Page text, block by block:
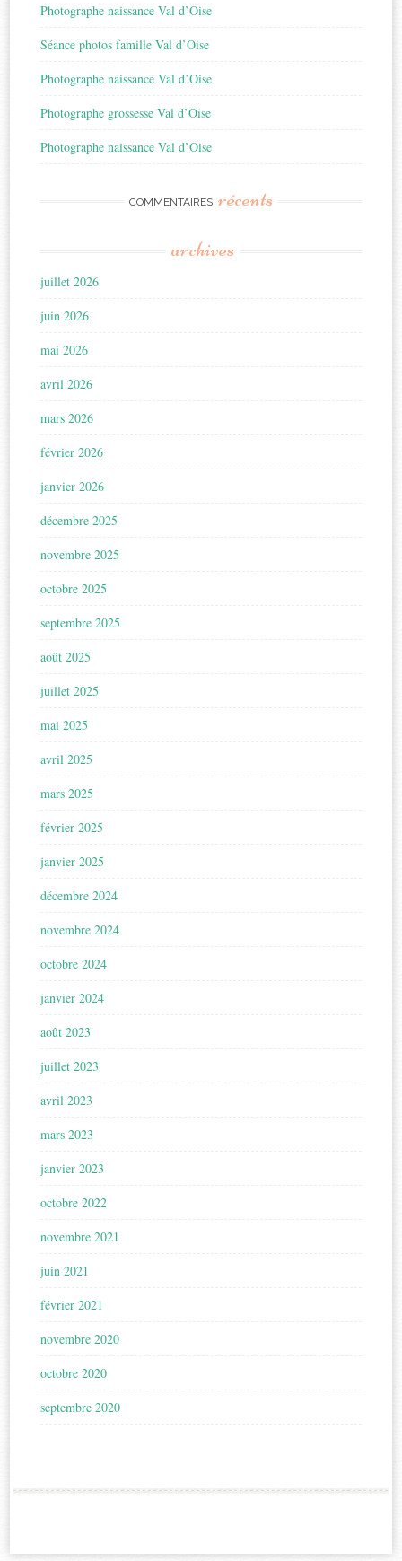
Photographe naissance Val d’Oise
Séance photos famille Val d’Oise
Photographe naissance Val d’Oise
Photographe grossesse Val d’Oise
Photographe naissance Val d’Oise
COMMENTAIRES récents
archives
juillet 2026
juin 2026
mai 2026
avril 2026
mars 2026
février 2026
janvier 2026
décembre 2025
novembre 2025
octobre 2025
septembre 2025
août 2025
juillet 2025
mai 2025
avril 2025
mars 2025
février 2025
janvier 2025
décembre 2024
novembre 2024
octobre 2024
janvier 2024
août 2023
juillet 2023
avril 2023
mars 2023
janvier 2023
octobre 2022
novembre 2021
juin 2021
février 2021
novembre 2020
octobre 2020
septembre 2020